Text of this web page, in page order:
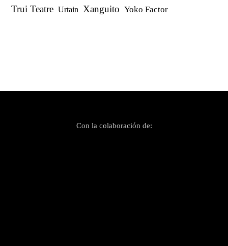
Trui Teatre Urtain Xanguito Yoko Factor
Con la colaboración de: